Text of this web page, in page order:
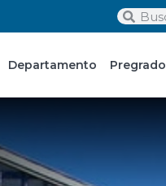
Departamento Pregrado